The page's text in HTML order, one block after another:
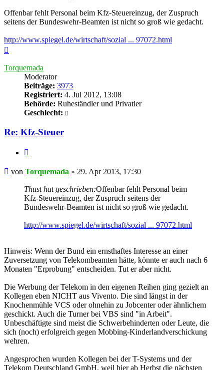
Offenbar fehlt Personal beim Kfz-Steuereinzug, der Zuspruch
seitens der Bundeswehr-Beamten ist nicht so groß wie gedacht.
http://www.spiegel.de/wirtschaft/sozial ... 97072.html
Torquemada
Moderator
Beiträge: 3973
Registriert: 4. Jul 2012, 13:08
Behörde: Ruheständler und Privatier
Geschlecht:
Re: Kfz-Steuer
Beitrag
von Torquemada » 29. Apr 2013, 17:30
Thust hat geschrieben:Offenbar fehlt Personal beim
Kfz-Steuereinzug, der Zuspruch seitens der
Bundeswehr-Beamten ist nicht so groß wie gedacht.
http://www.spiegel.de/wirtschaft/sozial ... 97072.html
Hinweis: Wenn der Bund ein ernsthaftes Interesse an einer
Zuversetzung von Telekombeamten hätte, könnte er auch nach 6
Monaten "Erprobung" entscheiden. Tut er aber nicht.
Die Werbung der Telekom in den eigenen Reihen ging gezielt an
Kollegen eben NICHT aus Vivento. Die sind längst in der
Knochenmühle VCS oder ohnehin zu Jobcenter oder ähnlichem
geschickt. Auch die Turner bei VBS sind "in Arbeit".
Unbeschäftigte sind meist die Schwerbehinderten oder Leute, die
sich (noch) erfolgreich gegen Mobbing-Kinderlandverschickung
wehren.
Angesprochen wurden Kollegen bei der T-Systems und der
Telekom Deutschland GmbH, weil hier ab Herbst die nächsten